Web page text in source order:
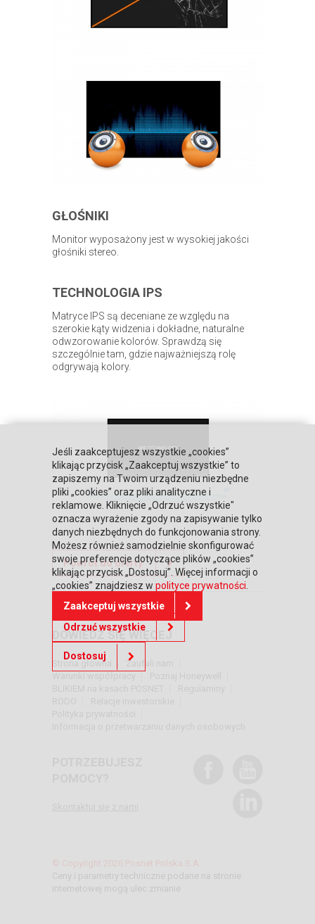
GŁOŚNIKI
Monitor wyposażony jest w wysokiej jakości
głośniki stereo.
TECHNOLOGIA IPS
Matryce IPS są deceniane ze względu na
szerokie kąty widzenia i dokładne, naturalne
odwzorowanie kolorów. Sprawdzą się
szczególnie tam, gdzie najważniejszą rolę
odgrywają kolory.
Powrót do oferty
DOWIEDZ SIĘ WIĘCEJ
Strona główna
Zaufali nam
Ceny i parametry techniczne podane na stronie
internetowej mogą ulec zmianie
Jeśli zaakceptujesz wszystkie „cookies”
klikając przycisk „Zaakceptuj wszystkie” to
zapiszemy na Twoim urządzeniu niezbędne
pliki „cookies” oraz pliki analityczne i
reklamowe. Kliknięcie „Odrzuć wszystkie"
oznacza wyrażenie zgody na zapisywanie tylko
danych niezbędnych do funkcjonowania strony.
Możesz również samodzielnie skonfigurować
swoje preferencje dotyczące plików „cookies”
klikając przycisk „Dostosuj”. Więcej informacji o
„cookies” znajdziesz w polityce prywatności
Zaakceptuj wszystkie
Odrzuć wszystkie
Dostosuj